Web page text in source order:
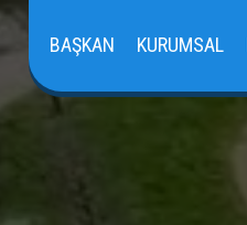
BAŞKAN KURUMSAL